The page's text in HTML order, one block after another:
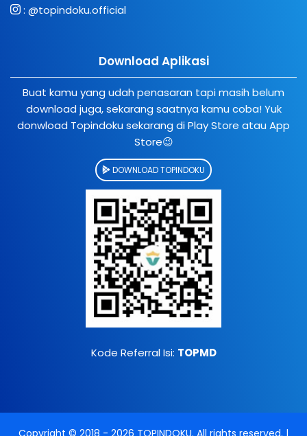
: @topindoku.official
Download Aplikasi
Buat kamu yang udah penasaran tapi masih belum
download juga, sekarang saatnya kamu coba! Yuk
donwload Topindoku sekarang di Play Store atau App
Store😉
DOWNLOAD TOPINDOKU
Kode Referral Isi: TOPMD
Copyright © 2018 - 2026 TOPINDOKU. All rights reserved. |